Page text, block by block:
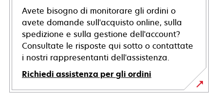
Avete bisogno di monitorare gli ordini o
avete domande sull'acquisto online, sulla
spedizione e sulla gestione dell'account?
Consultate le risposte qui sotto o contattate
i nostri rappresentanti dell'assistenza.
Richiedi assistenza per gli ordini